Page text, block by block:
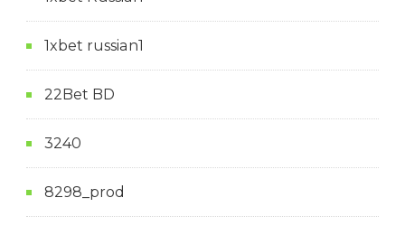
1xbet russian1
22Bet BD
3240
8298_prod